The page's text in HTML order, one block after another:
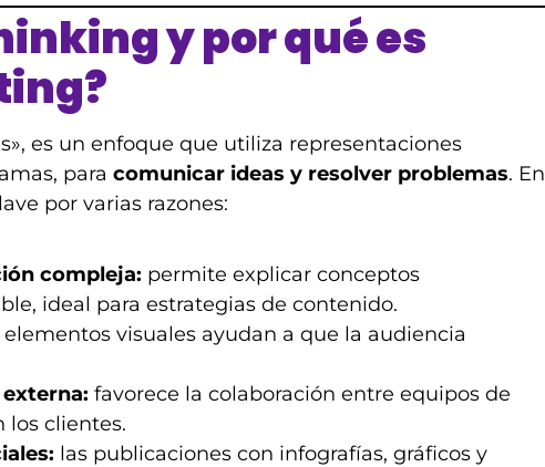
y por qué es
es un enfoque que utiliza representaciones
para comunicar ideas y resolver problemas. En
por varias razones:
compleja: permite explicar conceptos
ideal para estrategias de contenido.
elementos visuales ayudan a que la audiencia
favorece la colaboración entre equipos de
los clientes.
las publicaciones con infografías, gráficos y